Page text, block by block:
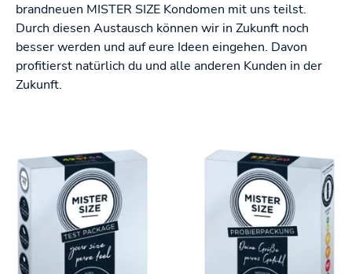
brandneuen MISTER SIZE Kondomen mit uns teilst.
Durch diesen Austausch können wir in Zukunft noch
besser werden und auf eure Ideen eingehen. Davon
profitierst natürlich du und alle anderen Kunden in der
Zukunft.